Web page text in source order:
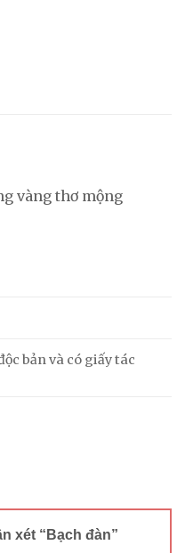
vàng thơ mộng
bản và có giấy tác
xét “Bạch đàn”